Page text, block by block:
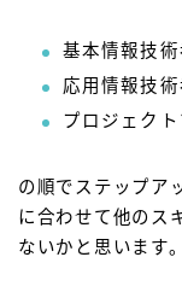
基本情報技術
応用情報技術
プロジェクト
の順でステップア
に合わせて他のス
ないかと思います